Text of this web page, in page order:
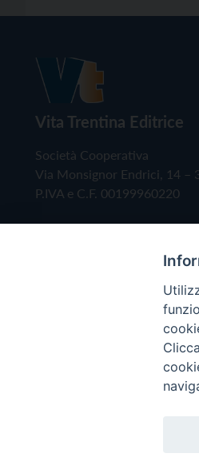
Vita Trentina Editrice
Società Cooperativa
Via Monsignor Endrici, 14 –
P.IVA e C.F. 00199960220
Copyright © 2019 -